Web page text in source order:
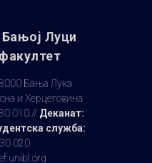
Бањoj Луци
Бања Лука
и Херцеговина
010 // Деканат:
служба:
020